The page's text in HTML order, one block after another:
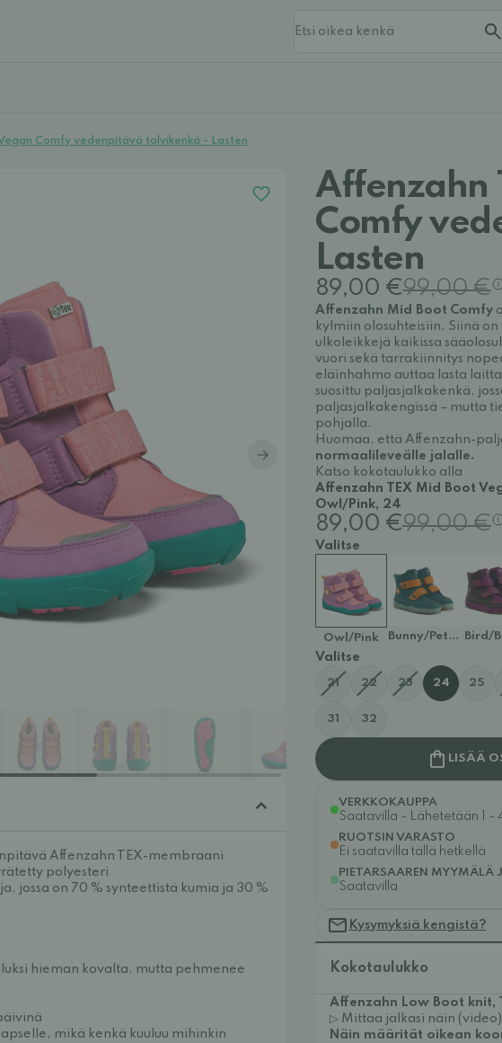
Comfy vedenpitävä talvikenkä - Lasten
Affenzahn TEX-membraani
polyesteri
jossa on 70 % synteettistä kumia ja 30 %
hieman kovalta, mutta pehmenee
mikä kenkä kuuluu mihinkin
Affenzahn
Comfy
Lasten
89,00 €99,00 €
Affenzahn Mid Boot Comfy
kylmiin olosuhteisiin. Siinä
ulkoleikkejä kaikissa
vuori sekä tarrakiinnitys
eläinhahmo auttaa lasta
suosittu paljasjalkakenkä,
paljasjalkakengissä – mutta
pohjalla.
Huomaa, että Affenzahn-
normaalileveälle jalalle.
Katso kokotaulukko alla
Affenzahn TEX Mid Boot
Owl/Pink, 24
89,00 €99,00 €
Valitse
Owl/Pink Bunny/Petrol Bird/
Valitse
21 22 23 24 25
31 32
LISÄÄ
VERKKOKAUPPA
Saatavilla - Lähetetään 1 -
RUOTSIN VARASTO
Ei saatavilla tällä hetkellä
PIETARSAAREN MYYMÄLÄ
Saatavilla
Kysymyksiä kengistä?
Kokotaulukko
Affenzahn Low Boot knit,
▷ Mittaa jalkasi näin (video)
Näin määrität oikean